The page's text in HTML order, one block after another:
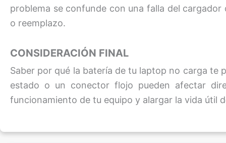
problema se confunde con una falla del
o reemplazo.
CONSIDERACIÓN FINAL
Saber por qué la batería de tu laptop no carga te
estado o un conector flojo pueden afectar
funcionamiento de tu equipo y alargar la vida útil